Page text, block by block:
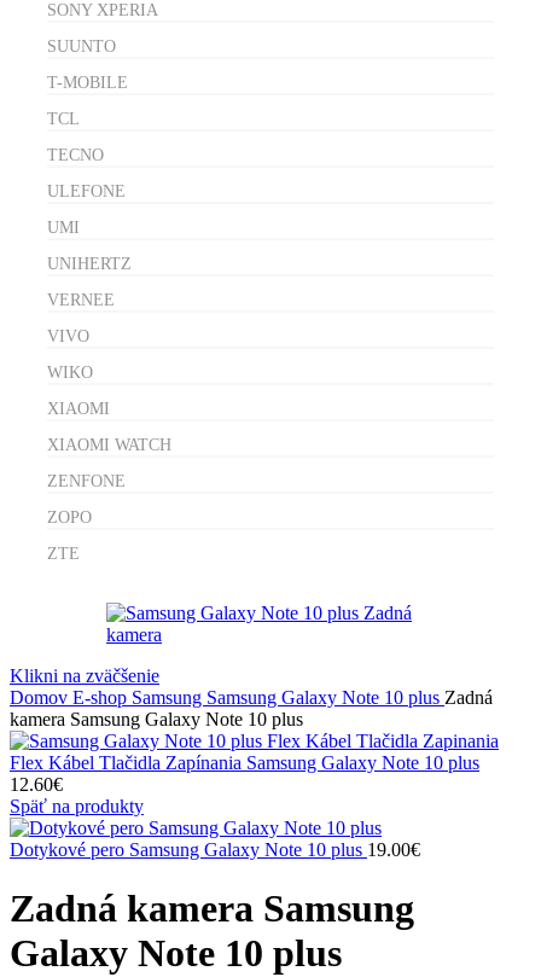
SONY XPERIA
SUUNTO
T-MOBILE
TCL
TECNO
ULEFONE
UMI
UNIHERTZ
VERNEE
VIVO
WIKO
XIAOMI
XIAOMI WATCH
ZENFONE
ZOPO
ZTE
Klikni na zväčšenie
Domov E-shop Samsung Samsung Galaxy Note 10 plus Zadná
kamera Samsung Galaxy Note 10 plus
Flex Kábel Tlačidla Zapínania Samsung Galaxy Note 10 plus
12.60€
Späť na produkty
Dotykové pero Samsung Galaxy Note 10 plus 19.00€
Zadná kamera Samsung
Galaxy Note 10 plus